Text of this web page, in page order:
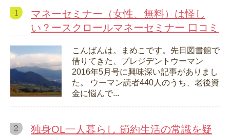
マネーセミナー（女性、無料）は怪し
い？ースクロールマネーセミナー 口コミ
こんばんは。まめこです。先日図書館で
借りてきた、プレジデントウーマン
2016年5月号に興味深い記事がありまし
た。 ウーマン読者440人のうち、老後資
金に悩んで...
独身OL一人暮らし 節約生活の常識を疑